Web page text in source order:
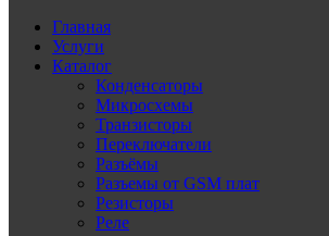
Главная
Услуги
Каталог
Конденсаторы
Микросхемы
Транзисторы
Переключатели
Разъёмы
Разъемы от GSM плат
Резисторы
Реле